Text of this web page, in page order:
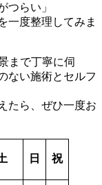
つらい」
一度整理してみま
まで丁寧に伺
ない施術とセルフ
たら、ぜひ一度お
日 祝